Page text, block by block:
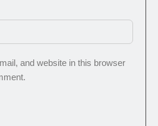
and website in this browser